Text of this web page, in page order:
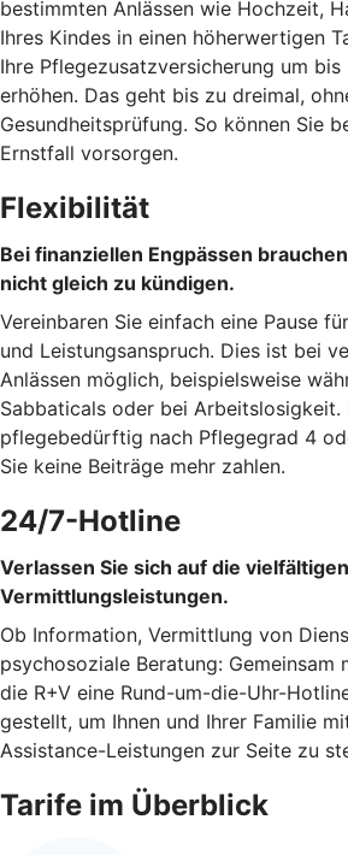
bestimmten Anlässen wie Hochzeit,
Ihres Kindes in einen höherwertigen
Ihre Pflegezusatzversicherung um
erhöhen. Das geht bis zu dreimal,
Gesundheitsprüfung. So können Sie
Ernstfall vorsorgen.
Flexibilität
Bei finanziellen Engpässen
nicht gleich zu kündigen.
Vereinbaren Sie einfach eine Pause
und Leistungsanspruch. Dies ist bei
Anlässen möglich, beispielsweise
Sabbaticals oder bei Arbeitslosigkeit.
pflegebedürftig nach Pflegegrad 4
Sie keine Beiträge mehr zahlen.
24/7-Hotline
Verlassen Sie sich auf die
Vermittlungsleistungen.
Ob Information, Vermittlung von
psychosoziale Beratung: Gemeinsam
die R+V eine Rund-um-die-Uhr-
gestellt, um Ihnen und Ihrer Familie
Assistance-Leistungen zur Seite zu
Tarife im Überblick